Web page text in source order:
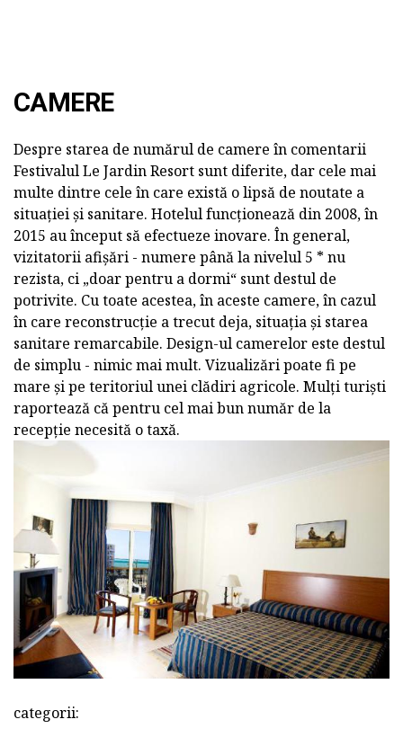
CAMERE
Despre starea de numărul de camere în comentarii
Festivalul Le Jardin Resort sunt diferite, dar cele mai
multe dintre cele în care există o lipsă de noutate a
situației și sanitare. Hotelul funcționează din 2008, în
2015 au început să efectueze inovare. În general,
vizitatorii afișări - numere până la nivelul 5 * nu
rezista, ci „doar pentru a dormi“ sunt destul de
potrivite. Cu toate acestea, în aceste camere, în cazul
în care reconstrucție a trecut deja, situația și starea
sanitare remarcabile. Design-ul camerelor este destul
de simplu - nimic mai mult. Vizualizări poate fi pe
mare și pe teritoriul unei clădiri agricole. Mulți turiști
raportează că pentru cel mai bun număr de la
recepție necesită o taxă.
categorii: